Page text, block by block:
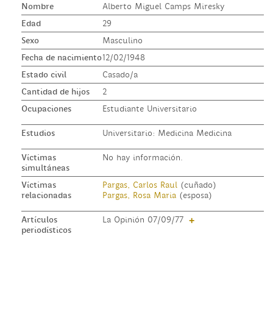
Nombre
Alberto Miguel Camps Miresky
Edad
29
Sexo
Masculino
Fecha de nacimiento12/02/1948
Estado civil
Casado/a
Cantidad de hijos
2
Ocupaciones
Estudiante Universitario
Estudios Universitario: Medicina Medicina
Víctimas
simultáneas
No hay información.
Víctimas
relacionadas
Pargas, Carlos Raul (cuñado)
Pargas, Rosa Maria(esposa)
Artículos
periodísticos
La Opinión 07/09/77 +